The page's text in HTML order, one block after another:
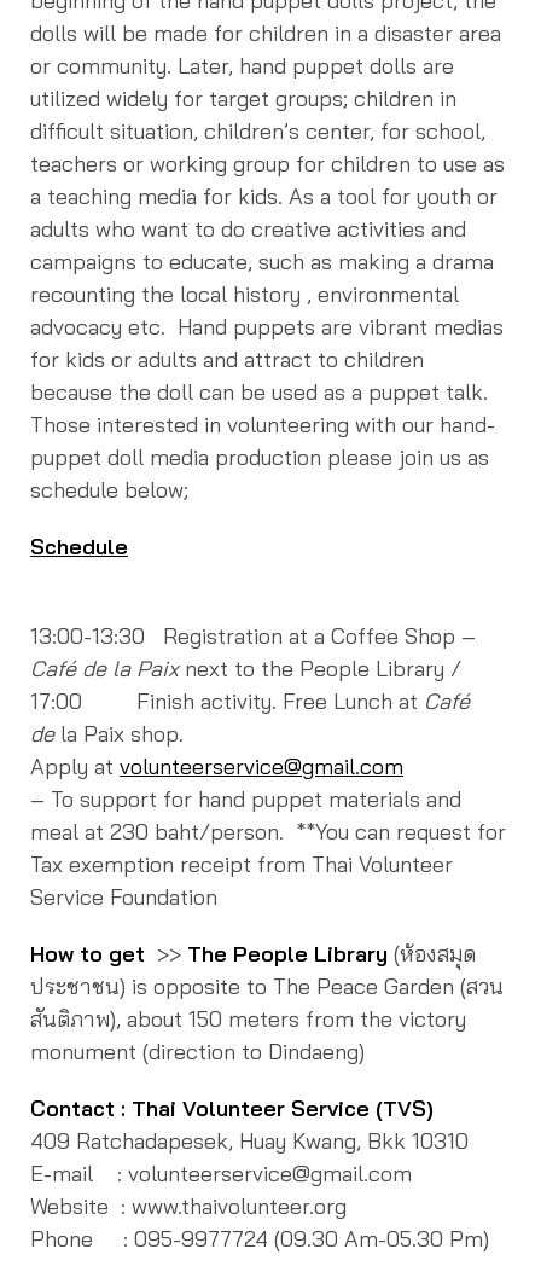
dolls will be made for children in a disaster area
or community. Later, hand puppet dolls are
utilized widely for target groups; children in
difficult situation, children’s center, for school,
teachers or working group for children to use as
a teaching media for kids. As a tool for youth or
adults who want to do creative activities and
campaigns to educate, such as making a drama
recounting the local history , environmental
advocacy etc. Hand puppets are vibrant medias
for kids or adults and attract to children
because the doll can be used as a puppet talk.
Those interested in volunteering with our hand-
puppet doll media production please join us as
schedule below;
Schedule
13:00-13:30 Registration at a Coffee Shop –
Café de la Paixnext to the People Library /
17:00 Finish activity. Free Lunch at Café
dela Paix shop.
Apply at volunteerservice@gmail.com
– To support for hand puppet materials and
meal at 230 baht/person. **You can request for
Tax exemption receipt from Thai Volunteer
Service Foundation
How to get >> The People Library (ห้องสมุด
ประชาชน) is opposite to The Peace Garden (สวน
สันติภาพ), about 150 meters from the victory
monument (direction to Dindaeng)
Contact : Thai Volunteer Service (TVS)
409 Ratchadapesek, Huay Kwang, Bkk 10310
E-mail : volunteerservice@gmail.com
Website : www.thaivolunteer.org
Phone : 095-9977724 (09.30 Am-05.30 Pm)